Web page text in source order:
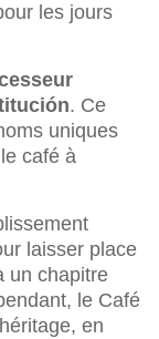
les jours
. Ce
uniques
café à
laisser place
un chapitre
le Café
en